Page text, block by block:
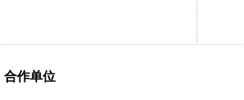
合作单位